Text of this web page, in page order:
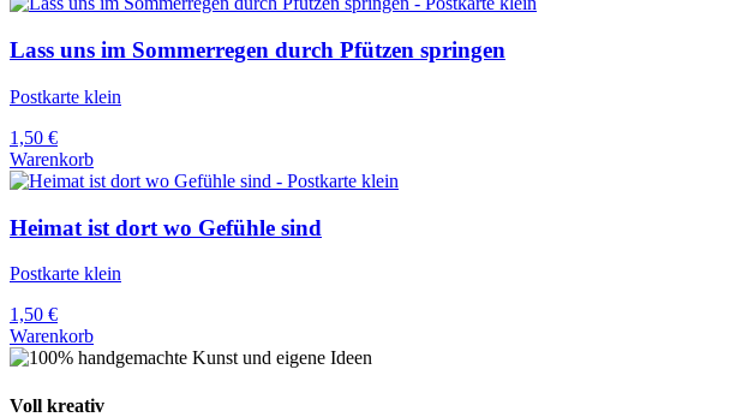
Lass uns im Sommerregen durch Pfützen springen
Postkarte klein
1,50 €
Warenkorb
Heimat ist dort wo Gefühle sind
Postkarte klein
1,50 €
Warenkorb
Voll kreativ